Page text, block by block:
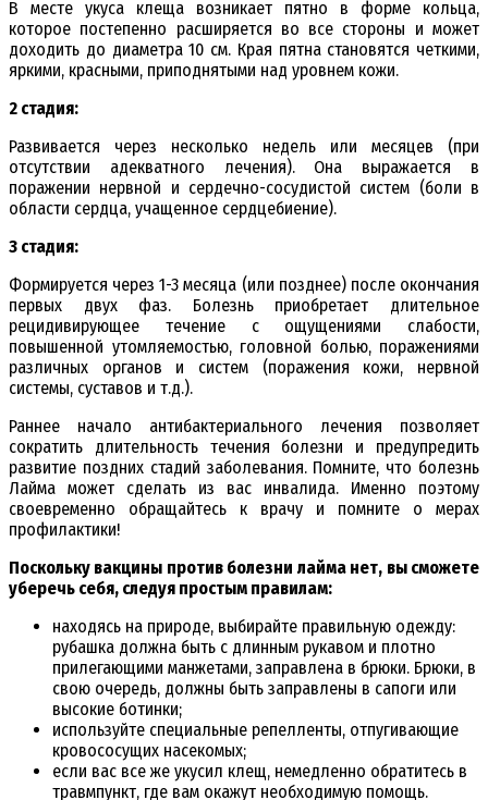
В месте укуса клеща возникает пятно в форме кольца,
которое постепенно расширяется во все стороны и может
доходить до диаметра 10 см. Края пятна становятся четкими,
яркими, красными, приподнятыми над уровнем кожи.
2 стадия:
Развивается через несколько недель или месяцев (при
отсутствии адекватного лечения). Она выражается в
поражении нервной и сердечно-сосудистой систем (боли в
области сердца, учащенное сердцебиение).
З стадия:
Формируется через 1-3 месяца (или позднее) после окончания
первых двух фаз. Болезнь приобретает длительное
рецидивирующее течение с ощущениями слабости,
повышенной утомляемостью, головной болью, поражениями
различных органов и систем (поражения кожи, нервной
системы, суставов и т.д.).
Раннее начало антибактериального лечения позволяет
сократить длительность течения болезни и предупредить
развитие поздних стадий заболевания. Помните, что болезнь
Лайма может сделать из вас инвалида. Именно поэтому
своевременно обращайтесь к врачу и помните о мерах
профилактики!
Поскольку вакцины против болезни лайма нет, вы сможете
уберечь себя, следуя простым правилам:
находясь на природе, выбирайте правильную одежду:
рубашка должна быть с длинным рукавом и плотно
прилегающими манжетами, заправлена в брюки. Брюки, в
свою очередь, должны быть заправлены в сапоги или
высокие ботинки;
используйте специальные репелленты, отпугивающие
кровососущих насекомых;
если вас все же укусил клещ, немедленно обратитесь в
травмпункт, где вам окажут необходимую помощь.